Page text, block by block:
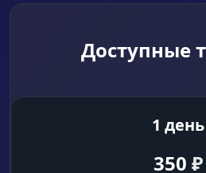
человека. Даже опытный
Умная стрельба.
баланс между
Доступные
1 день
350 ₽